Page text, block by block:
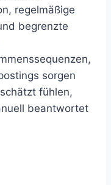
regelmäßige
begrenzte
sorgen
fühlen,
beantwortet